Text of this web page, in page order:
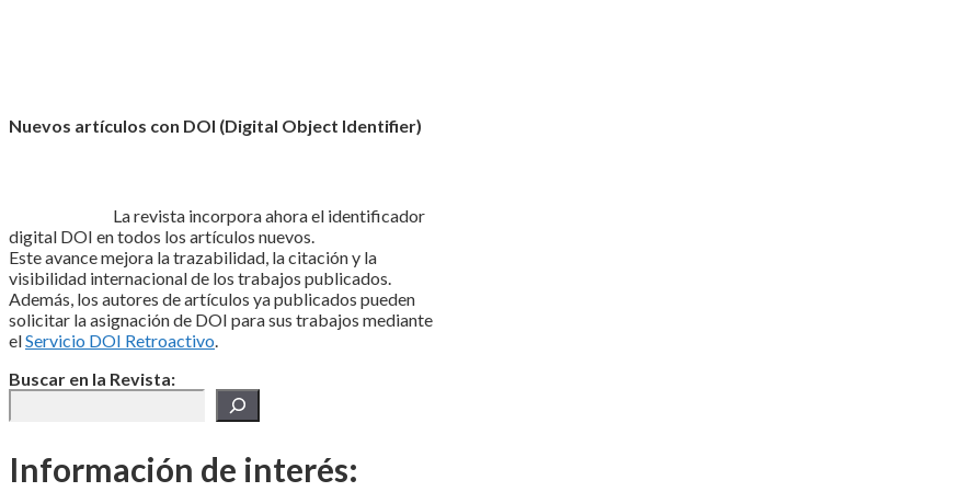
Nuevos artículos con DOI (Digital Object Identifier)
La revista incorpora ahora el identificador
digital DOI en todos los artículos nuevos.
Este avance mejora la trazabilidad, la citación y la
visibilidad internacional de los trabajos publicados.
Además, los autores de artículos ya publicados pueden
solicitar la asignación de DOI para sus trabajos mediante
elServicio DOI Retroactivo.
Buscar en la Revista:
Información de interés: